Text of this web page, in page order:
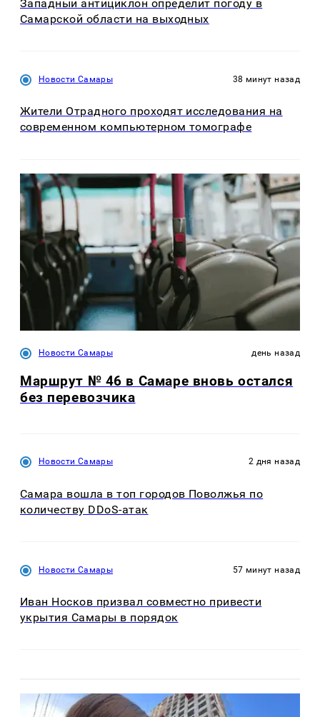
Западный антициклон определит погоду в
Самарской области на выходных
Новости Самары 38 минут назад
Жители Отрадного проходят исследования на
современном компьютерном томографе
Новости Самары день назад
Маршрут № 46 в Самаре вновь остался
без перевозчика
Новости Самары 2 дня назад
Самара вошла в топ городов Поволжья по
количеству DDoS-атак
Новости Самары 57 минут назад
Иван Носков призвал совместно привести
укрытия Самары в порядок